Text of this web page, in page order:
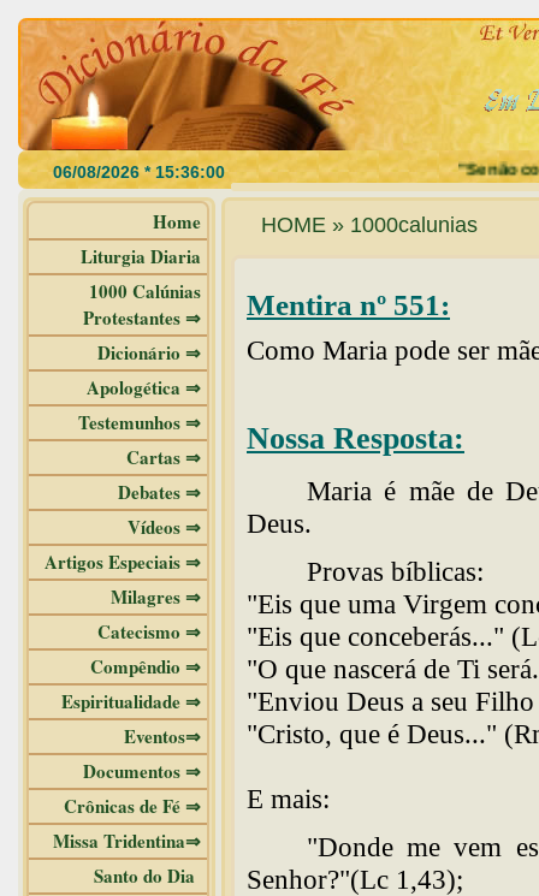
"Se não
Home
Liturgia Diaria
1000 Calúnias
Protestantes ⇒
Dicionário ⇒
Apologética ⇒
Testemunhos ⇒
Cartas ⇒
Debates ⇒
Vídeos ⇒
Artigos Especiais ⇒
Milagres ⇒
Catecismo ⇒
Compêndio ⇒
Espiritualidade ⇒
Eventos⇒
Documentos ⇒
Crônicas de Fé ⇒
Missa Tridentina⇒
Santo do Dia
HOME » 1000calunias
Mentira nº 551:
Como Maria pode ser
Nossa Resposta:
Maria é mãe de
Deus.
Provas bíblicas:
"Eis que uma Virgem
"Eis que conceberás..."
"O que nascerá de Ti
"Enviou Deus a seu
"Cristo, que é Deus..."
E mais:
"Donde me vem
Senhor?"(Lc 1,43);